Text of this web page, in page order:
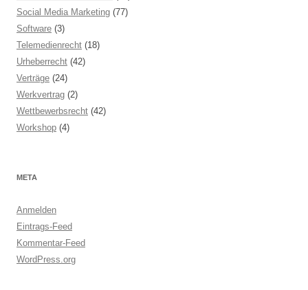
Social Media Marketing (77)
Software (3)
Telemedienrecht (18)
Urheberrecht (42)
Verträge (24)
Werkvertrag (2)
Wettbewerbsrecht (42)
Workshop (4)
META
Anmelden
Eintrags-Feed
Kommentar-Feed
WordPress.org